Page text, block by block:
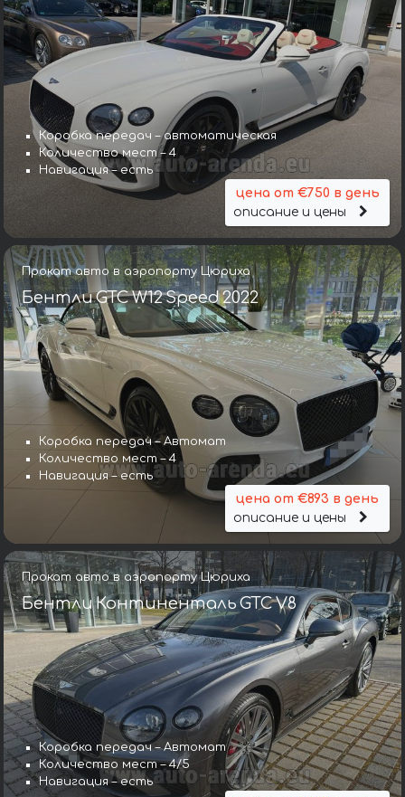
Коробка передач – автоматическая
Количество мест – 4
Навигация – есть
цена от €750 в день
описание и цены
Прокат авто в аэропорту Цюриха
Бентли GTC W12 Speed 2022
Коробка передач – Автомат
Количество мест – 4
Навигация – есть
цена от €893 в день
описание и цены
Прокат авто в аэропорту Цюриха
Бентли Континенталь GTC V8
Коробка передач – Автомат
Количество мест – 4/5
Навигация – есть